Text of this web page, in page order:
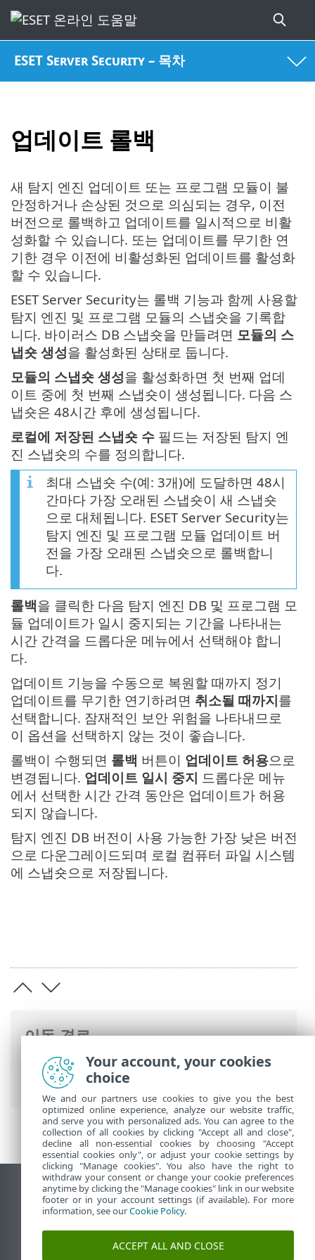
ESET Server Security – 목차
업데이트 롤백
이동 경로
ESET 온라인 도움말>ESET Server Security
고급 설정>업데이트
새 탐지 엔진 업데이트 또는 프로그램 모듈이 불
안정하거나 손상된 것으로 의심되는 경우, 이전
버전으로 롤백하고 업데이트를 일시적으로 비활
성화할 수 있습니다. 또는 업데이트를 무기한 연
기한 경우 이전에 비활성화된 업데이트를 활성화
할 수 있습니다.
ESET Server Security는 롤백 기능과 함께 사용할
탐지 엔진 및 프로그램 모듈의 스냅숏을 기록합
니다. 바이러스 DB 스냅숏을 만들려면 모듈의 스
냅숏 생성을 활성화된 상태로 둡니다.
모듈의 스냅숏 생성을 활성화하면 첫 번째 업데
이트 중에 첫 번째 스냅숏이 생성됩니다. 다음 스
냅숏은 48시간 후에 생성됩니다.
로컬에 저장된 스냅숏 수 필드는 저장된 탐지 엔
진 스냅숏의 수를 정의합니다.
최대 스냅숏 수(예: 3개)에 도달하면 48시
간마다 가장 오래된 스냅숏이 새 스냅숏
으로 대체됩니다. ESET Server Security는
탐지 엔진 및 프로그램 모듈 업데이트 버
전을 가장 오래된 스냅숏으로 롤백합니
다.
롤백을 클릭한 다음 탐지 엔진 DB 및 프로그램 모
듈 업데이트가 일시 중지되는 기간을 나타내는
시간 간격을 드롭다운 메뉴에서 선택해야 합니
다.
업데이트 기능을 수동으로 복원할 때까지 정기
업데이트를 무기한 연기하려면 취소될 때까지를
선택합니다. 잠재적인 보안 위험을 나타내므로
이 옵션을 선택하지 않는 것이 좋습니다.
롤백이 수행되면 롤백 버튼이 업데이트 허용으로
변경됩니다. 업데이트 일시 중지 드롭다운 메뉴
에서 선택한 시간 간격 동안은 업데이트가 허용
되지 않습니다.
탐지 엔진 DB 버전이 사용 가능한 가장 낮은 버전
으로 다운그레이드되며 로컬 컴퓨터 파일 시스템
에 스냅숏으로 저장됩니다.
데스크톱 사이트 보기
End of Life
ESET 지식 베이스
Your account, your cookies
choice
We and our partners use cookies to give you the best
optimized online experience, analyze our website traffic,
and serve you with personalized ads. You can agree to the
collection of all cookies by clicking "Accept all and close",
decline all non-essential cookies by choosing "Accept
essential cookies only", or adjust your cookie settings by
clicking "Manage cookies". You also have the right to
withdraw your consent or change your cookie preferences
anytime by clicking the "Manage cookies" link in our website
footer or in your account settings (if available). For more
information, see ourCookie Policy.
ACCEPT ALL AND CLOSE